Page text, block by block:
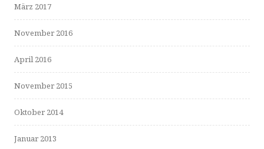
März 2017
November 2016
April 2016
November 2015
Oktober 2014
Januar 2013